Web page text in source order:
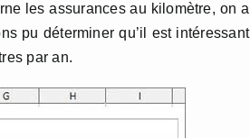
les assurances au kilomètre, on a
pu déterminer qu’il est intéressant
par an.